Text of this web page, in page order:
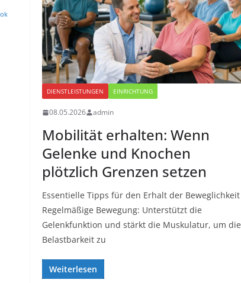
DIENSTLEISTUNGEN EINRICHTUNG
08.05.2026 admin
Mobilität erhalten: Wenn
Gelenke und Knochen
plötzlich Grenzen setzen
Essentielle Tipps für den Erhalt der Beweglichkeit
Regelmäßige Bewegung: Unterstützt die
Gelenkfunktion und stärkt die Muskulatur, um die
Belastbarkeit zu
Weiterlesen